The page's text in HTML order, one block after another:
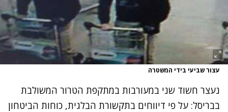
עצור שביעי בידי המשטרה
נעצר חשוד שני במעורבות במתקפת הטרור המשולבת
בבריסל: על פי דיווחים בתקשורת הבלגית, כוחות הביטחון